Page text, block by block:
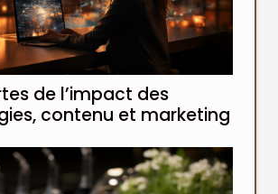
de l’impact des
contenu et marketing